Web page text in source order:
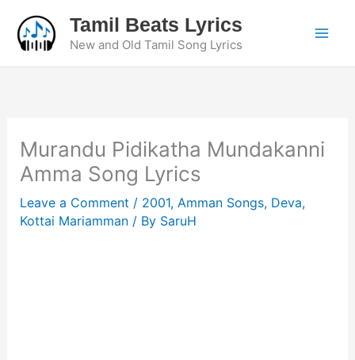
content
Tamil Beats Lyrics
New and Old Tamil Song Lyrics
Murandu Pidikatha Mundakanni
Amma Song Lyrics
Leave a Comment / 2001, Amman Songs, Deva,
Kottai Mariamman/ By SaruH